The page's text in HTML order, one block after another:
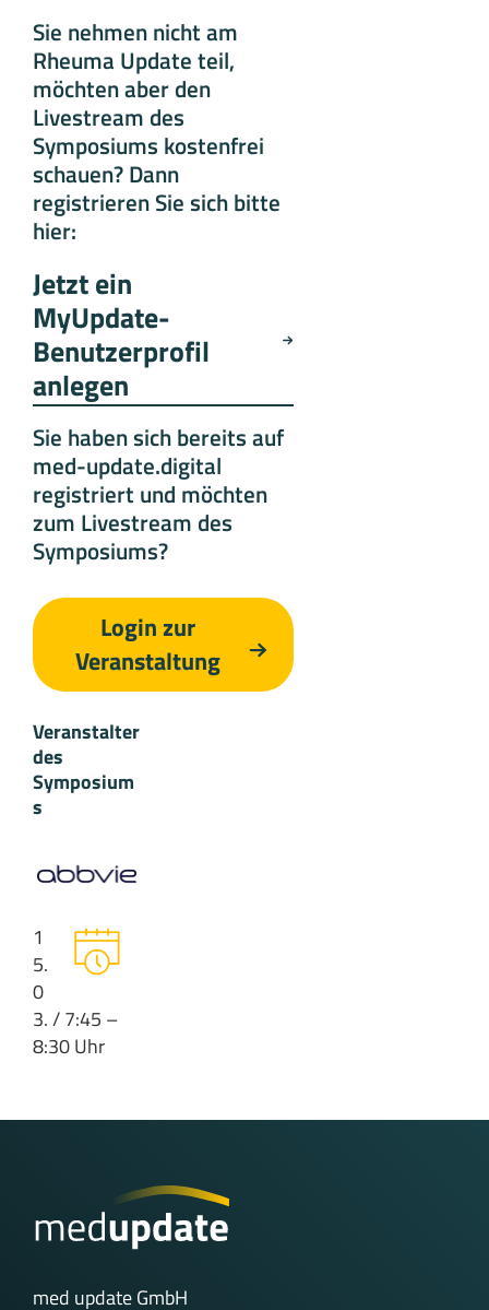
Sie nehmen nicht am
Rheuma Update teil,
möchten aber den
Livestream des
Symposiums kostenfrei
schauen? Dann
registrieren Sie sich bitte
hier:
Jetzt ein
MyUpdate-
Benutzerprofil
anlegen
Sie haben sich bereits auf
med-update.digital
registriert und möchten
zum Livestream des
Symposiums?
Login zur
Veranstaltung
Veranstalter
des
Symposium
s
1
5.
0
3. / 7:45 –
8:30 Uhr
med update GmbH